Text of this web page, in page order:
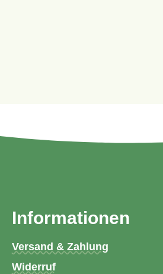
Informationen
Versand & Zahlung
Widerruf